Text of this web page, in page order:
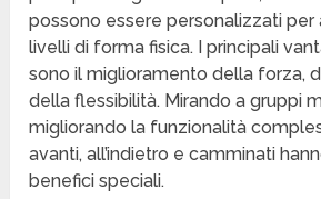
possono essere personalizzati per
livelli di forma fisica. I principali
sono il miglioramento della forza,
della flessibilità. Mirando a gruppi
migliorando la funzionalità
avanti, all’indietro e camminati
benefici speciali.